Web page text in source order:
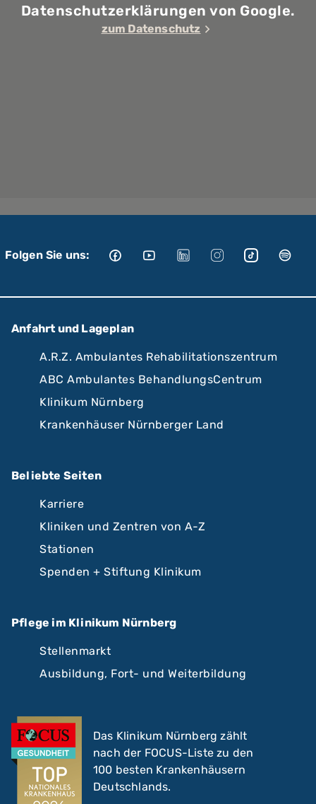
Datenschutzerklärungen von Google.
zum Datenschutz
Folgen Sie uns:
Anfahrt und Lageplan
A.R.Z. Ambulantes Rehabilitationszentrum
ABC Ambulantes BehandlungsCentrum
Klinikum Nürnberg
Krankenhäuser Nürnberger Land
Beliebte Seiten
Karriere
Kliniken und Zentren von A-Z
Stationen
Spenden + Stiftung Klinikum
Pflege im Klinikum Nürnberg
Stellenmarkt
Ausbildung, Fort- und Weiterbildung
Das Klinikum Nürnberg zählt
nach der FOCUS-Liste zu den
100 besten Krankenhäusern
Deutschlands.